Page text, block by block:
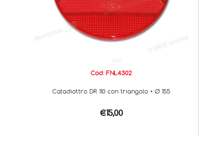
Cod. FNL4302
Catadiottro DR 110 con triangolo • Ø 155
€15,00